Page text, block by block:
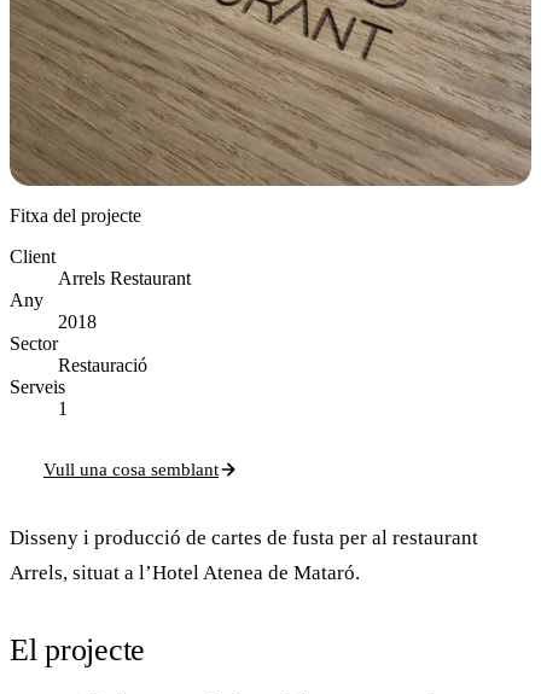
Fitxa del projecte
Client
Arrels Restaurant
Any
2018
Sector
Restauració
Serveis
1
Vull una cosa semblant
Disseny i producció de cartes de fusta per al restaurant
Arrels, situat a l’Hotel Atenea de Mataró.
El projecte